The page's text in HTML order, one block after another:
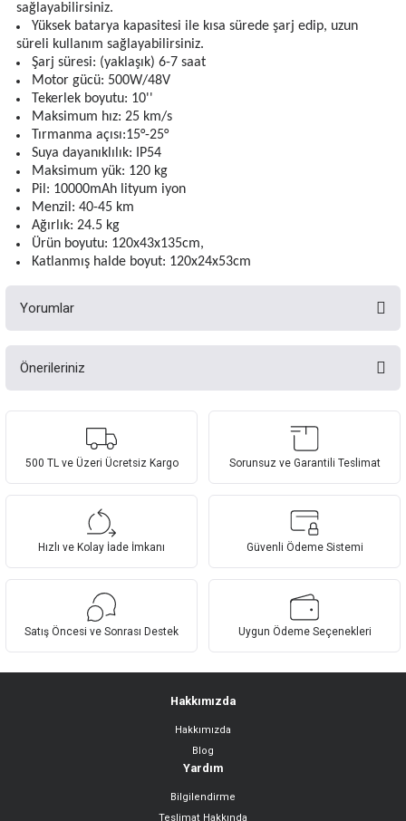
sağlayabilirsiniz.
Yüksek batarya kapasitesi ile kısa sürede şarj edip, uzun
süreli kullanım sağlayabilirsiniz.
Şarj süresi: (yaklaşık) 6-7 saat
Motor gücü: 500W/48V
Tekerlek boyutu: 10''
Maksimum hız: 25 km/s
Tırmanma açısı:15°-25°
Suya dayanıklılık: IP54
Maksimum yük: 120 kg
Pil: 10000mAh lityum iyon
Menzil: 40-45 km
Ağırlık: 24.5 kg
Ürün boyutu: 120x43x135cm,
Katlanmış halde boyut: 120x24x53cm
Yorumlar
Önerileriniz
Bu ürünün fiyat bilgisi, resim, ürün açıklamalarında ve diğer konularda
yetersiz gördüğünüz noktaları öneri formunu kullanarak tarafımıza
Görüş ve önerileriniz için teşekkür ederiz.
Ürün resmi kalitesiz, bozuk veya görüntülenemiyor.
Ürün açıklamasında eksik bilgiler bulunuyor.
Bu ürüne benzer farklı alternatifler olmalı.
Gönder
500 TL ve Üzeri Ücretsiz Kargo Sorunsuz ve Garantili Teslimat
Hızlı ve Kolay İade İmkanı Güvenli Ödeme Sistemi
Satış Öncesi ve Sonrası Destek Uygun Ödeme Seçenekleri
Hakkımızda
Hakkımızda
Blog
Yardım
Bilgilendirme
Teslimat Hakkında